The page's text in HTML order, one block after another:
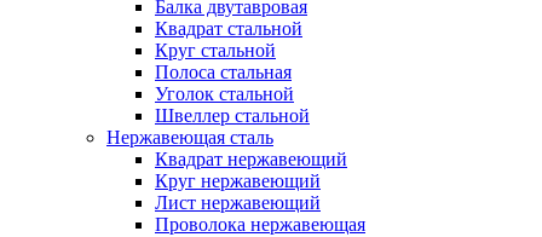
Балка двутавровая
Квадрат стальной
Круг стальной
Полоса стальная
Уголок стальной
Швеллер стальной
Нержавеющая сталь
Квадрат нержавеющий
Круг нержавеющий
Лист нержавеющий
Проволока нержавеющая